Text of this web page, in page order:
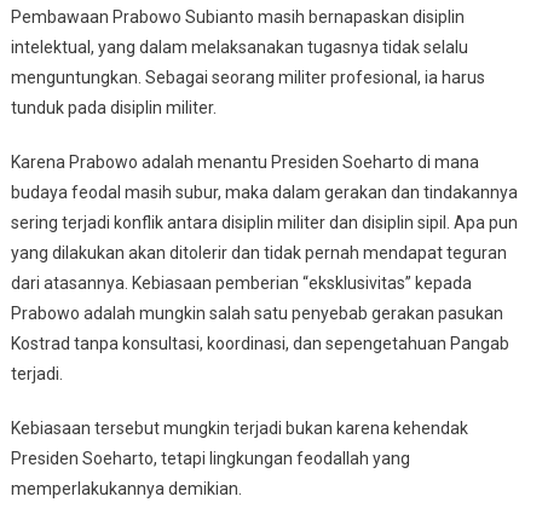
Pembawaan Prabowo Subianto masih bernapaskan disiplin
intelektual, yang dalam melaksanakan tugasnya tidak selalu
menguntungkan. Sebagai seorang militer profesional, ia harus
tunduk pada disiplin militer.
Karena Prabowo adalah menantu Presiden Soeharto di mana
budaya feodal masih subur, maka dalam gerakan dan tindakannya
sering terjadi konflik antara disiplin militer dan disiplin sipil. Apa pun
yang dilakukan akan ditolerir dan tidak pernah mendapat teguran
dari atasannya. Kebiasaan pemberian “eksklusivitas” kepada
Prabowo adalah mungkin salah satu penyebab gerakan pasukan
Kostrad tanpa konsultasi, koordinasi, dan sepengetahuan Pangab
terjadi.
Kebiasaan tersebut mungkin terjadi bukan karena kehendak
Presiden Soeharto, tetapi lingkungan feodallah yang
memperlakukannya demikian.